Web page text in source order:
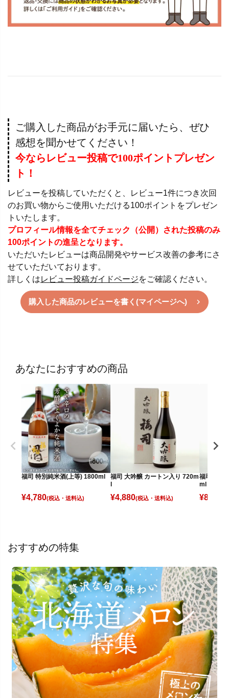
ご購入した商品がお手元に届いたら、ぜひ
感想を聞かせてください！
今ならレビュー投稿で100ポイントプレゼン
ト！
レビューを投稿していただくと、レビュー1件につき次回
のお買い物からご使用いただける100ポイントをプレゼン
トいたします。
プロフィール情報を全てチェック（公開）された投稿のみ
100ポイントの進呈となります。
いただいたレビューは商品開発やサービス改善の参考にさ
せていただいております。
詳しくはレビュー投稿ガイドページをご確認ください。
購入した商品のレビューを書く(マイページへ)
あなたにおすすめの商品
福司 特別純米酒(上等) 1800ml
¥4,780(税込)
福司 大吟醸 カートン入り 720m
l
¥4,880(税込)
福司 大吟
ml
¥8,280
おすすめの特集